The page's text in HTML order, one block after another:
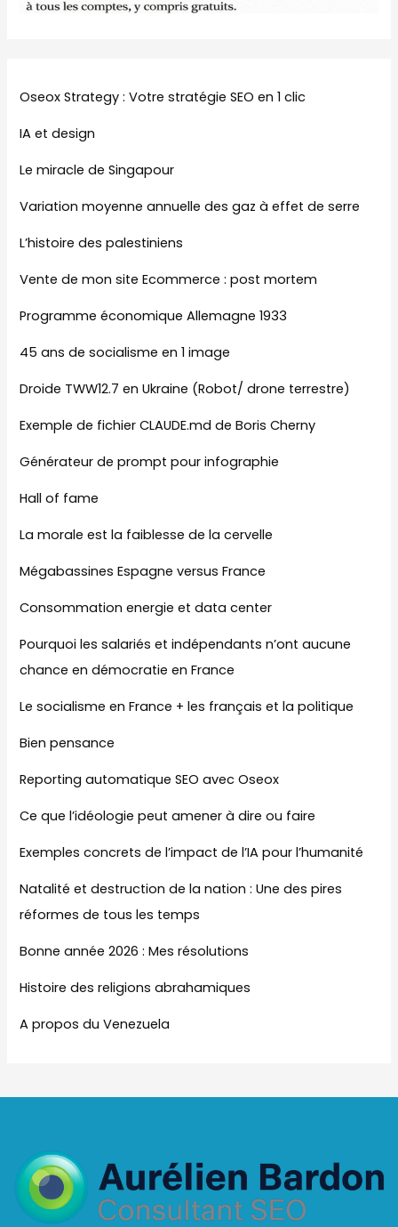
Oseox Strategy : Votre stratégie SEO en 1 clic
IA et design
Le miracle de Singapour
Variation moyenne annuelle des gaz à effet de serre
L’histoire des palestiniens
Vente de mon site Ecommerce : post mortem
Programme économique Allemagne 1933
45 ans de socialisme en 1 image
Droide TWW12.7 en Ukraine (Robot/ drone terrestre)
Exemple de fichier CLAUDE.md de Boris Cherny
Générateur de prompt pour infographie
Hall of fame
La morale est la faiblesse de la cervelle
Mégabassines Espagne versus France
Consommation energie et data center
Pourquoi les salariés et indépendants n’ont aucune
chance en démocratie en France
Le socialisme en France + les français et la politique
Bien pensance
Reporting automatique SEO avec Oseox
Ce que l’idéologie peut amener à dire ou faire
Exemples concrets de l’impact de l’IA pour l’humanité
Natalité et destruction de la nation : Une des pires
réformes de tous les temps
Bonne année 2026 : Mes résolutions
Histoire des religions abrahamiques
A propos du Venezuela